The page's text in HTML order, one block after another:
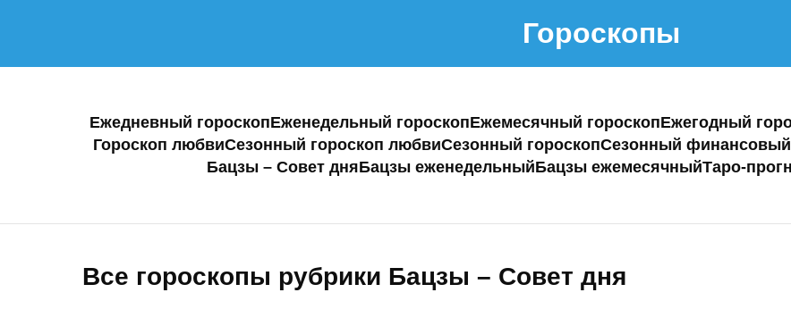
Гороскопы
Ежедневный гороскопЕженедельный гороскопЕжемесячный гороскопЕжегодный
Гороскоп любвиСезонный гороскоп любвиСезонный гороскопСезонный финансовый
Бацзы – Совет дняБацзы еженедельныйБацзы ежемесячныйТаро-
Все гороскопы рубрики Бацзы – Совет дня